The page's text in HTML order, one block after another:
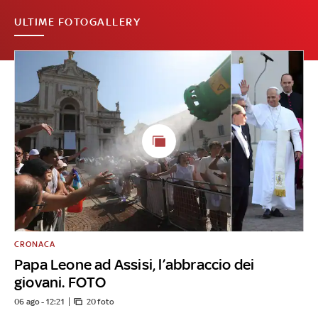
ULTIME FOTOGALLERY
Papa Leone ad Assisi, l’abbraccio dei
giovani. FOTO
CRONACA
06 ago - 12:21 20 foto